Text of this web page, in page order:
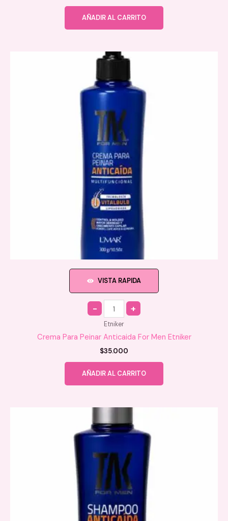
AÑADIR AL CARRITO
VISTA RAPIDA
Quantity
Etniker
Crema Para Peinar Anticaida For Men Etniker
$35.000
AÑADIR AL CARRITO